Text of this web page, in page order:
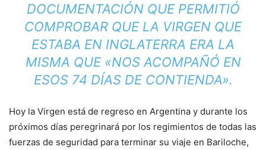
DOCUMENTACIÓN QUE PERMITIÓ
COMPROBAR QUE LA VIRGEN QUE
ESTABA EN INGLATERRA ERA LA
MISMA QUE «NOS ACOMPAÑÓ EN
ESOS 74 DÍAS DE CONTIENDA».
Hoy la Virgen está de regreso en Argentina y durante los
próximos días peregrinará por los regimientos de todas las
fuerzas de seguridad para terminar su viaje en Bariloche,